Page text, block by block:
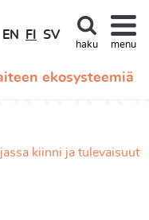
ekosysteemiä
EN FI SV
haku menu
kiinni ja tulevaisuut